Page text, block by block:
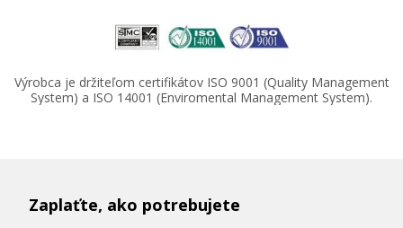
Pridať do košíka
modrá)
Výrobca je držiteľom certifikátov ISO 9001 (Quality Management
System) a ISO 14001 (Enviromental Management System).
Zaplaťte, ako potrebujete